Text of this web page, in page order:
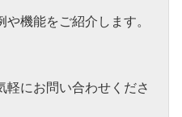
機能をご紹介します。
軽にお問い合わせくださ